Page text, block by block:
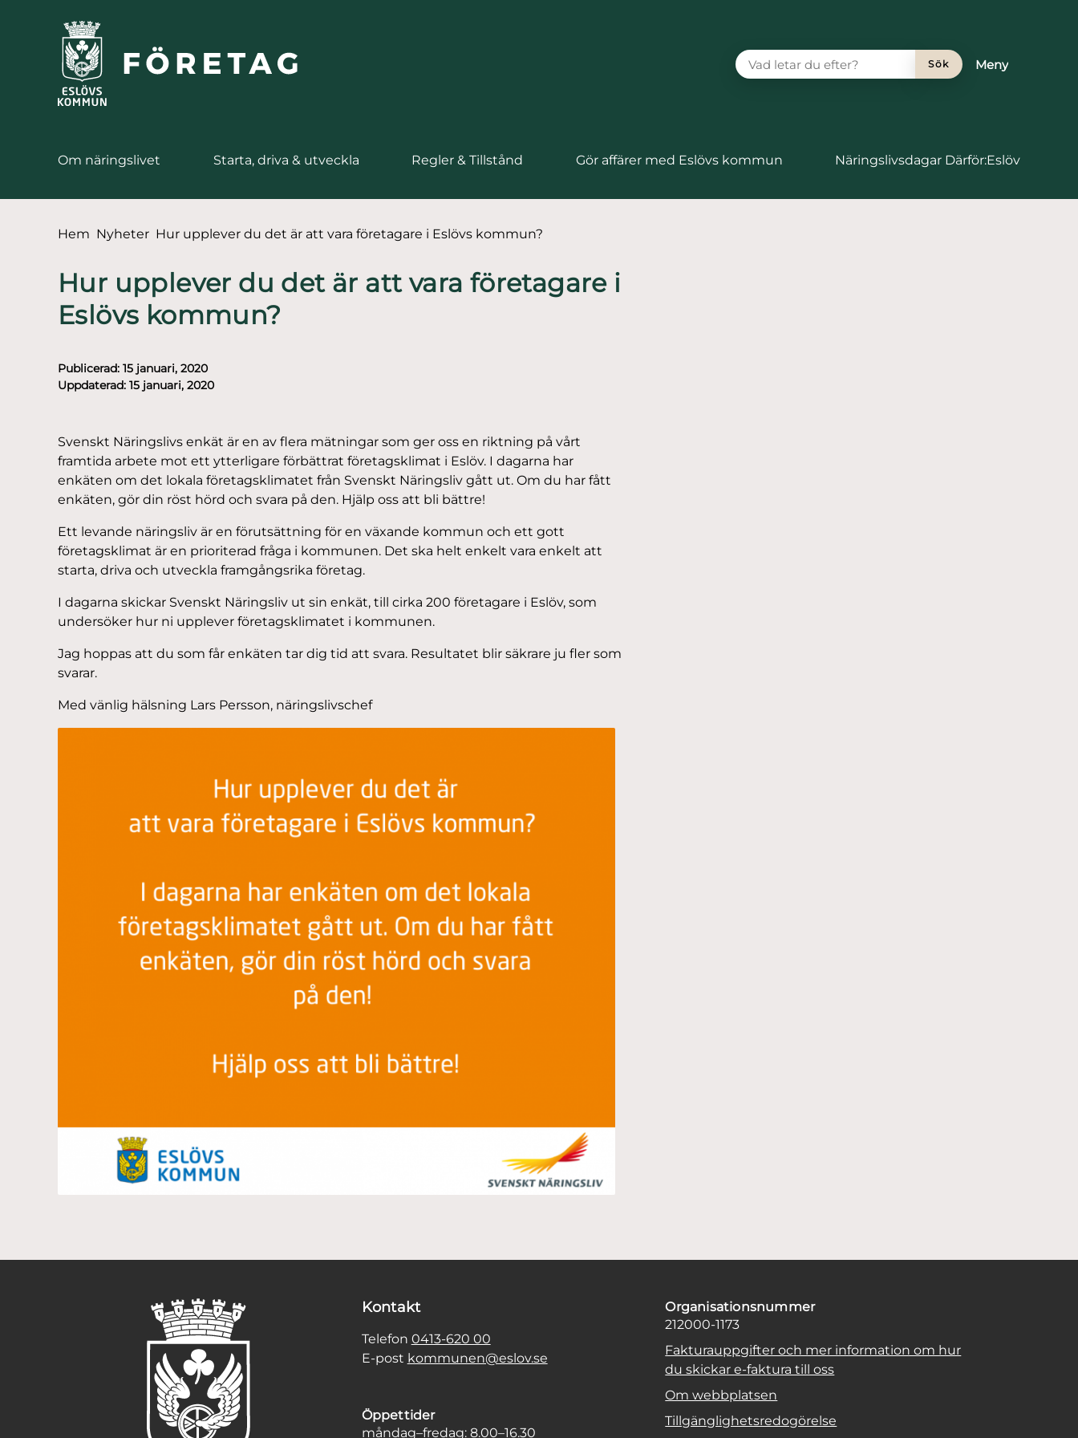
till innehåll
huvudmeny
VAD LETAR DU EFTER?
Sök
Meny
Om näringslivet Starta, driva & utveckla Regler & Tillstånd Gör affärer med Eslövs kommun Näringslivsdagar Därför:Eslöv
Du är här:
Hem Nyheter Hur upplever du det är att vara företagare i Eslövs kommun?
Hur upplever du det är att vara företagare i
Eslövs kommun?
Publicerad: 15 januari, 2020
Uppdaterad: 15 januari, 2020
Svenskt Näringslivs enkät är en av flera mätningar som ger oss en riktning på vårt
framtida arbete mot ett ytterligare förbättrat företagsklimat i Eslöv. I dagarna har
enkäten om det lokala företagsklimatet från Svenskt Näringsliv gått ut. Om du har fått
enkäten, gör din röst hörd och svara på den. Hjälp oss att bli bättre!
Ett levande näringsliv är en förutsättning för en växande kommun och ett gott
företagsklimat är en prioriterad fråga i kommunen. Det ska helt enkelt vara enkelt att
starta, driva och utveckla framgångsrika företag.
I dagarna skickar Svenskt Näringsliv ut sin enkät, till cirka 200 företagare i Eslöv, som
undersöker hur ni upplever företagsklimatet i kommunen.
Jag hoppas att du som får enkäten tar dig tid att svara. Resultatet blir säkrare ju fler som
svarar.
Med vänlig hälsning Lars Persson, näringslivschef
Kontakt
Telefon 0413-620 00
E-post kommunen@eslov.se
Öppettider
måndag–fredag: 8.00–16.30
Organisationsnummer
212000-1173
Fakturauppgifter och mer information om hur
du skickar e-faktura till oss
Om webbplatsen
Tillgänglighetsredogörelse